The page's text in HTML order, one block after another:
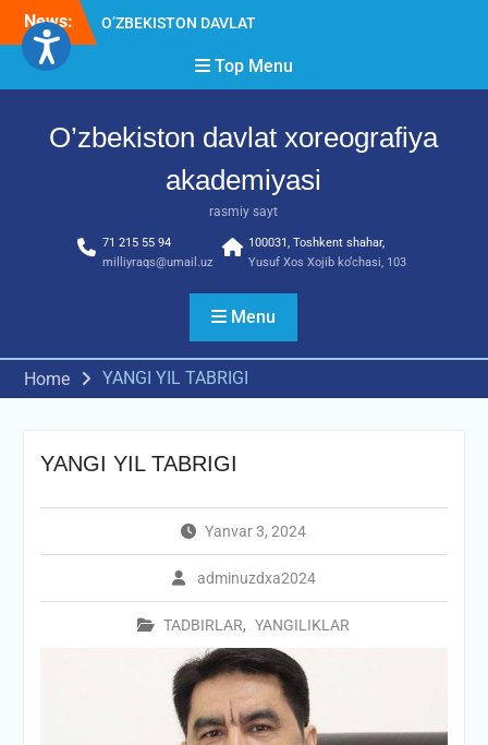
Skip
content
News:
O’ZBEKISTON DAVLAT
AKADEMIYASIDA
о‘tkazilgan kasbiy (ijodiy)
Diqqat e’lon!
imtihon jarayonlari
Top Menu
O’zbekiston davlat xoreografiya
akademiyasi
rasmiy sayt
71 215 55 94
milliyraqs@umail.uz
100031, Toshkent shahar,
Yusuf Xos Xojib ko‘chasi, 103
Menu
Home YANGI YIL TABRIGI
YANGI YIL TABRIGI
Yanvar 3, 2024
adminuzdxa2024
TADBIRLAR, YANGILIKLAR